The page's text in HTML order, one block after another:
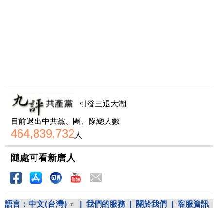
引發三退大潮
目前退出中共黨、團、隊總人數
464,839,732 人
隨處可看新唐人
語言： 中文(台灣) 我們的服務 關於我們
客服資訊